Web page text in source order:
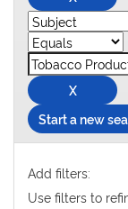
Start a new
Add filters:
Use filters to